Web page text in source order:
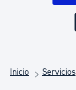
Inicio Servicios